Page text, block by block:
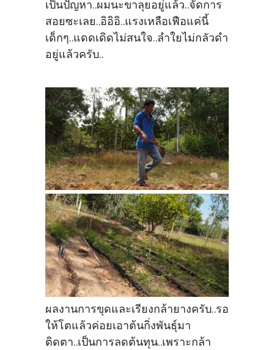
เป็นปัญหา..ผมนะขาลุยอยู่แล้ว..จัดการ
สอยซะเลย..อิอิอิ..แรงเหลือเฟือแค่นี้
เด็กๆ..แดดเดิดไม่สนใจ..ลำใยไม่กลัวดำ
อยู่แล้วครับ..
ผลงานการขุดและเรียงกล้ายางครับ..รอ
ให้โตแล้วค่อยเอาต้นกิ่งพันธุ์มา
ติดตา..เป็นการลดต้นทุน..เพราะกล้า